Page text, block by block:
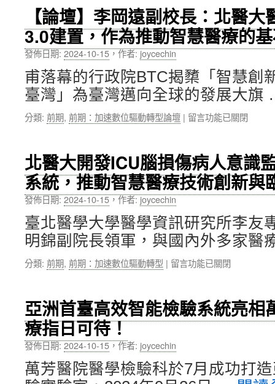
首
屆
台
北
學
會
研
討
會，
交
流
擘
劃
未
來
醫
療
藍
大
醫
療
體
系
響
應
世
界
病
全
日〉
中
【論壇】李岡遠副校長：北醫
3.0建置，作為推動智慧醫療的
發佈日期:2024-10-15，作者: joycechin
甫落幕的行政院BTC揭櫫「智慧創
臺灣」為臺灣邁向全球的發展大
分類: 前期, 前期：加速數位驅動轉型論壇 | 在
李
岡
遠
副
長：
北
醫
大
醫
系
完
成
建
置，
留言功能已關閉
北醫大開發ICU腦損傷病人意識
系統，推動智慧醫療技術創新與
發佈日期:2024-10-15，作者: joycechin
臺北醫學大學醫學資訊研究所李友
明錦副院長領軍，與國內外多家
分類: 前期, 前期：加速數位驅動轉型 | 在
大
開
發
腦
損
傷
留言功能已關閉
亞洲首臺高效智能檢驗系統亮相
療指日可待！
發佈日期:2024-10-15，作者: joycechin
萬芳醫院醫學檢驗科於7月成功打